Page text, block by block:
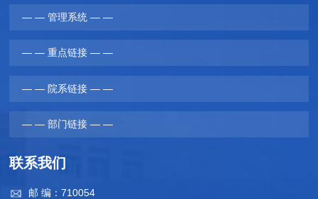
— — 管理系统 — —
— — 重点链接 — —
— — 院系链接 — —
— — 部门链接 — —
联系我们
邮 编：710054